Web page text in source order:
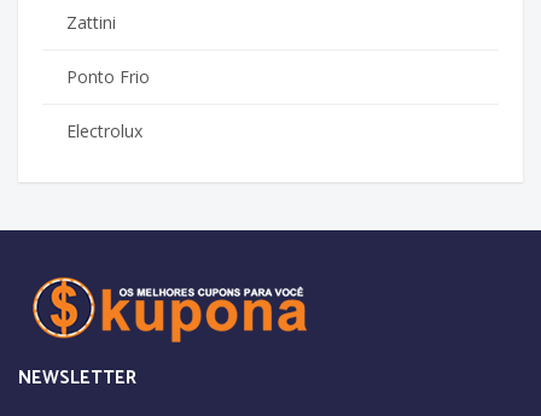
Zattini
Ponto Frio
Electrolux
NEWSLETTER